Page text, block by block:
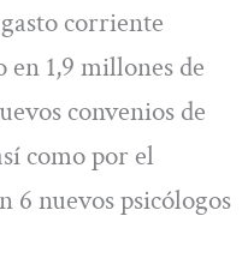
corriente
1,9 millones de
convenios de
como por el
6 nuevos psicólogos